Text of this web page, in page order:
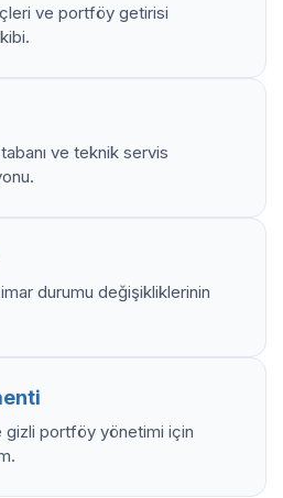
ve portföy getirisi
ve teknik servis
durumu değişikliklerinin
gizli portföy yönetimi için